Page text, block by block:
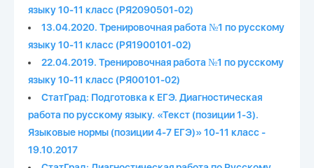
языку 10-11 класс (РЯ2090501-02)
13.04.2020. Тренировочная работа №1 по русскому
языку 10-11 класс (РЯ1900101-02)
22.04.2019. Тренировочная работа №1 по русскому
языку 10-11 класс (РЯ00101-02)
СтатГрад: Подготовка к ЕГЭ. Диагностическая
работа по русскому языку. «Текст (позиции 1-3).
Языковые нормы (позиции 4-7 ЕГЭ)» 10-11 класс -
19.10.2017